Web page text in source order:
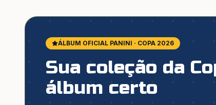
ÁLBUM OFICIAL PANINI · COPA 2026
Sua coleção da
álbum certo